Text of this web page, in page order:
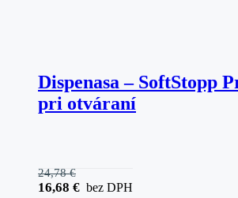
Dispenasa – SoftStopp
pri otváraní
24,78€
16,68 € bez DPH